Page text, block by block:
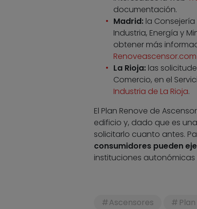
documentación.
Madrid:la Consejería
Industria, Energía y
obtener más
Renoveascensor.com
La Rioja:las
Comercio, en el
Industria de La Rioja.
El Plan Renove de
edificio y, dado que es
solicitarlo cuanto antes.
consumidores pueden
instituciones
Ascensores